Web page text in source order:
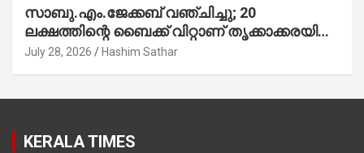
സാബു.എം.ജേക്കബ് വഞ്ചിച്ചു; 20
ലക്ഷത്തിന്റെ ബൈക്ക് വിറ്റാണ് തൃക്കാക്കരയില്‍
മത്സരിച്ചത്! പ്രചാരണത്തിന് രണ്ടേ രണ്ടുപേര്‍
അഖില്‍ മാരാര്‍ ട്വന്റി 20 വിട്ടു
July 28, 2026 Hashim Sathar
KERALA TIMES